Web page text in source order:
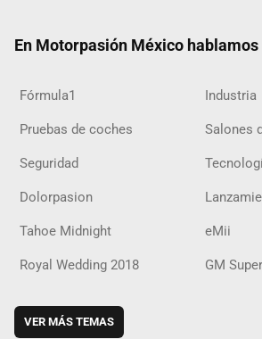
En Motorpasión México hablamos
Fórmula1 Industria
Pruebas de coches Salones
Seguridad
Dolorpasion
Tahoe Midnight eMii
Royal Wedding 2018 GM
VER MÁS TEMAS